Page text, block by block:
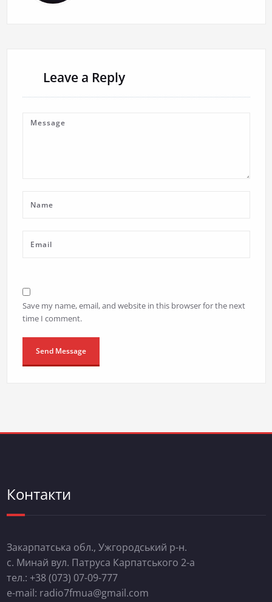
Leave a Reply
Save my name, email, and website in this browser for the next
time I comment.
Контакти
Закарпатська обл., Ужгородський р-н.
с. Минай вул. Патруса Карпатського 2-а
тел.: +38 (073) 07-09-777
e-mail: radio7fmua@gmail.com